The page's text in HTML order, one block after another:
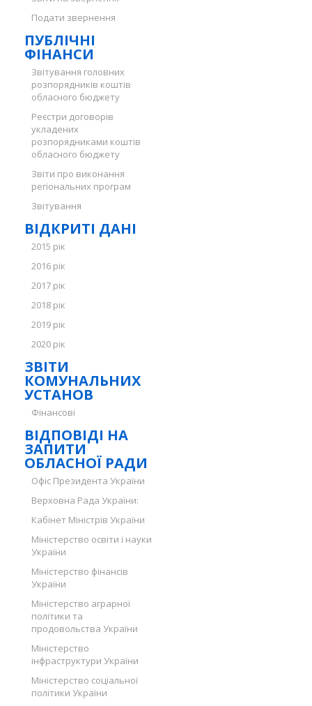
Подати звернення
ПУБЛІЧНІ
ФІНАНСИ
Звітування головних
розпорядників коштів
обласного бюджету
Реєстри договорів
укладених
розпорядниками коштів
обласного бюджету
Звіти про виконання
регіональних програм
Звітування
ВІДКРИТІ ДАНІ
2015 рік
2016 рік
2017 рік
2018 рік
2019 рік
2020 рік
ЗВІТИ
КОМУНАЛЬНИХ
УСТАНОВ
Фінансові
ВІДПОВІДІ НА
ЗАПИТИ
ОБЛАСНОЇ РАДИ
Офіс Президента України
Верховна Рада України:
Кабінет Міністрів України
Міністерство освіти і науки
України
Міністерство фінансів
України
Міністерство аграрної
політики та
продовольства України
Міністерство
інфраструктури України
Міністерство соціальної
політики України